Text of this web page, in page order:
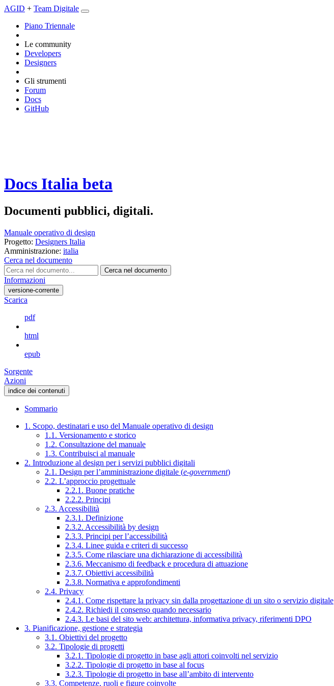
AGID + Team Digitale
Piano Triennale
Le community
Developers
Designers
Gli strumenti
Forum
Docs
GitHub
Docs Italia beta
Documenti pubblici, digitali.
Manuale operativo di design
Progetto: Designers Italia
Amministrazione: italia
Cerca nel documento
Cerca nel documento
Informazioni
versione-corrente
Scarica
pdf
html
epub
Sorgente
Azioni
indice dei contenuti
Sommario
1. Scopo, destinatari e uso del Manuale operativo di design
1.1. Versionamento e storico
1.2. Consultazione del manuale
1.3. Contribuisci al manuale
2. Introduzione al design per i servizi pubblici digitali
2.1. Design per l’amministrazione digitale (e-government)
2.2. L’approccio progettuale
2.2.1. Buone pratiche
2.2.2. Principi
2.3. Accessibilità
2.3.1. Definizione
2.3.2. Accessibilità by design
2.3.3. Principi per l’accessibilità
2.3.4. Linee guida e criteri di successo
2.3.5. Come rilasciare una dichiarazione di accessibilità
2.3.6. Meccanismo di feedback e procedura di attuazione
2.3.7. Obiettivi accessibilità
2.3.8. Normativa e approfondimenti
2.4. Privacy
2.4.1. Come rispettare la privacy sin dalla progettazione di un sito o servizio digitale
2.4.2. Richiedi il consenso quando necessario
2.4.3. Le basi del sito web: architettura, informativa privacy, riferimenti DPO
3. Pianificazione, gestione e strategia
3.1. Obiettivi del progetto
3.2. Tipologie di progetti
3.2.1. Tipologie di progetto in base agli attori coinvolti nel servizio
3.2.2. Tipologie di progetto in base al focus
3.2.3. Tipologie di progetto in base all’ambito di intervento
3.3. Competenze, ruoli e figure coinvolte